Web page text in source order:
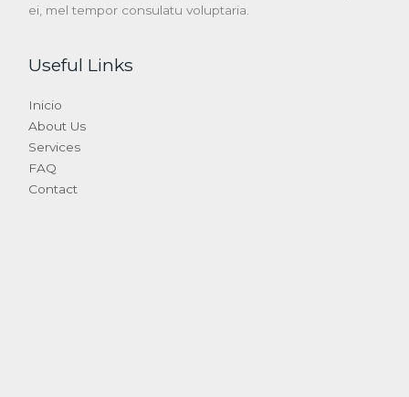
ei, mel tempor consulatu voluptaria.
Useful Links
Inicio
About Us
Services
FAQ
Contact